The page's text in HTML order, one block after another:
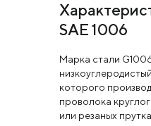
SAE 1006
Марка стали
которого
проволока
или резаных